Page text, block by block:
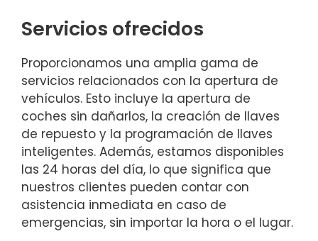
Servicios ofrecidos
Proporcionamos una amplia gama de
servicios relacionados con la apertura de
vehículos. Esto incluye la apertura de
coches sin dañarlos, la creación de llaves
de repuesto y la programación de llaves
inteligentes. Además, estamos disponibles
las 24 horas del día, lo que significa que
nuestros clientes pueden contar con
asistencia inmediata en caso de
emergencias, sin importar la hora o el lugar.